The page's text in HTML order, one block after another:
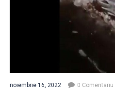
noiembrie 16, 2022 0 Comentariu